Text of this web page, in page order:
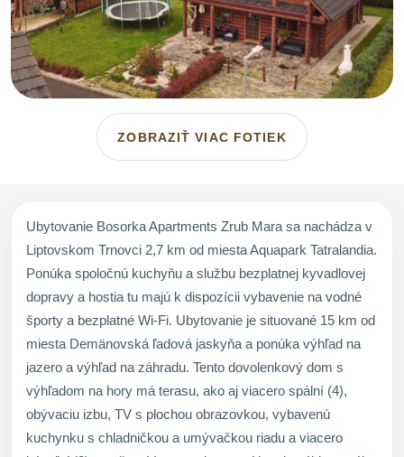
ZOBRAZIŤ VIAC FOTIEK
Ubytovanie Bosorka Apartments Zrub Mara sa nachádza v
Liptovskom Trnovci 2,7 km od miesta Aquapark Tatralandia.
Ponúka spoločnú kuchyňu a službu bezplatnej kyvadlovej
dopravy a hostia tu majú k dispozícii vybavenie na vodné
športy a bezplatné Wi-Fi. Ubytovanie je situované 15 km od
miesta Demänovská ľadová jaskyňa a ponúka výhľad na
jazero a výhľad na záhradu. Tento dovolenkový dom s
výhľadom na hory má terasu, ako aj viacero spální (4),
obývaciu izbu, TV s plochou obrazovkou, vybavenú
kuchynku s chladničkou a umývačkou riadu a viacero